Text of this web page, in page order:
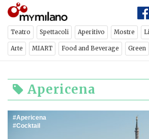
Teatro Spettacoli Aperitivo Mostre
Arte MIART Food and Beverage Green
Apericena
Apericena
Cocktail